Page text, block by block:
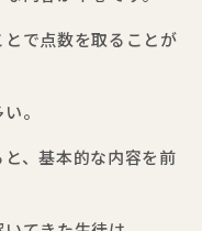
で点数を取ることが
。
、基本的な内容を前